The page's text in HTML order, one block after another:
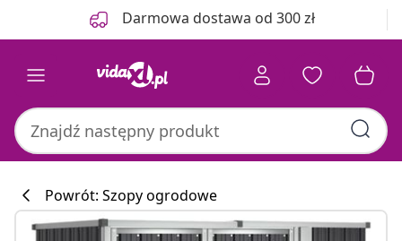
Darmowa dostawa od 300 zł
Powrót: Szopy ogrodowe